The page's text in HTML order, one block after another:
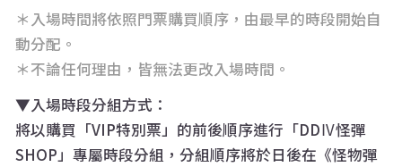
＊入場時間將依照門票購買順序，由最早的時段開始自
動分配。
＊不論任何理由，皆無法更改入場時間。
▼入場時段分組方式：
將以購買「VIP特別票」的前後順序進行「DDⅣ怪彈
SHOP」專屬時段分組，分組順序將於日後在《怪物彈